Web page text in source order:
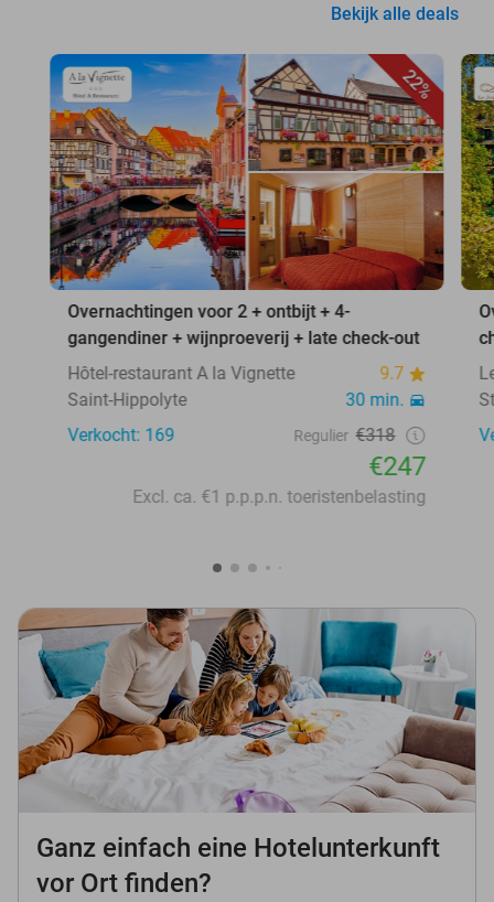
Bekijk alle deals
22%
Overnachtingen voor 2 + ontbijt + 4-
gangendiner + wijnproeverij + late check-out
Hôtel-restaurant A la Vignette
9.7
Saint-Hippolyte
30 min.
Verkocht: 169
Regulier €318
€247
Excl. ca. €1 p.p.p.n. toeristenbelasting
Ganz einfach eine Hotelunterkunft
vor Ort finden?